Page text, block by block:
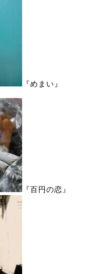
『めまい』
『百円の恋』